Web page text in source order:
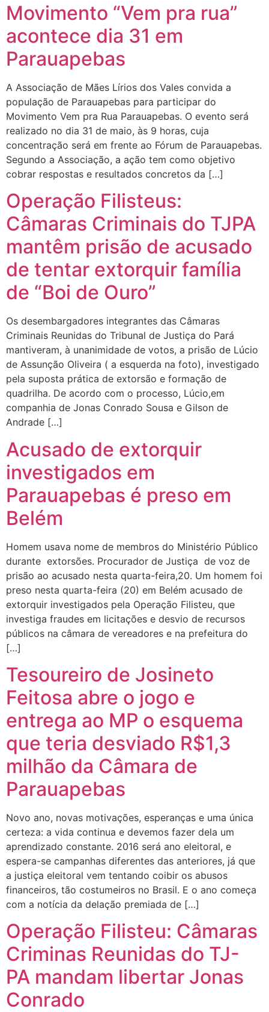
Movimento “Vem pra rua”
acontece dia 31 em
Parauapebas
A Associação de Mães Lírios dos Vales convida a
população de Parauapebas para participar do
Movimento Vem pra Rua Parauapebas. O evento será
realizado no dia 31 de maio, às 9 horas, cuja
concentração será em frente ao Fórum de Parauapebas.
Segundo a Associação, a ação tem como objetivo
cobrar respostas e resultados concretos da […]
Operação Filisteus:
Câmaras Criminais do TJPA
mantêm prisão de acusado
de tentar extorquir família
de “Boi de Ouro”
Os desembargadores integrantes das Câmaras
Criminais Reunidas do Tribunal de Justiça do Pará
mantiveram, à unanimidade de votos, a prisão de Lúcio
de Assunção Oliveira ( a esquerda na foto), investigado
pela suposta prática de extorsão e formação de
quadrilha. De acordo com o processo, Lúcio,em
companhia de Jonas Conrado Sousa e Gilson de
Andrade […]
Acusado de extorquir
investigados em
Parauapebas é preso em
Belém
Homem usava nome de membros do Ministério Público
durante extorsões. Procurador de Justiça de voz de
prisão ao acusado nesta quarta-feira,20. Um homem foi
preso nesta quarta-feira (20) em Belém acusado de
extorquir investigados pela Operação Filisteu, que
investiga fraudes em licitações e desvio de recursos
públicos na câmara de vereadores e na prefeitura do
[…]
Tesoureiro de Josineto
Feitosa abre o jogo e
entrega ao MP o esquema
que teria desviado R$1,3
milhão da Câmara de
Parauapebas
Novo ano, novas motivações, esperanças e uma única
certeza: a vida continua e devemos fazer dela um
aprendizado constante. 2016 será ano eleitoral, e
espera-se campanhas diferentes das anteriores, já que
a justiça eleitoral vem tentando coibir os abusos
financeiros, tão costumeiros no Brasil. E o ano começa
com a notícia da delação premiada de […]
Operação Filisteu: Câmaras
Criminas Reunidas do TJ-
PA mandam libertar Jonas
Conrado